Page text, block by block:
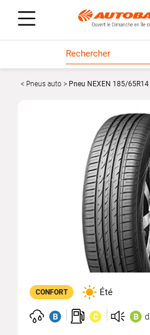
Pneus auto Pneu NEXEN 185/65R14
CONFORT Été
B C B